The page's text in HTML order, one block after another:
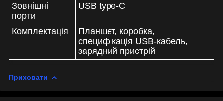
Зовнішні
порти
USB type-C
Комплектація
Планшет, коробка,
специфікація USB-кабель,
зарядний пристрій
Приховати